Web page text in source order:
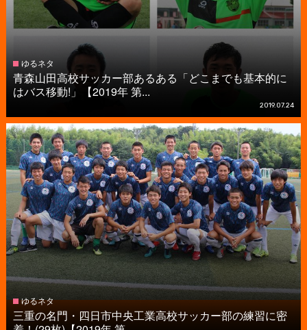
ゆるネタ
青森山田高校サッカー部あるある「どこまでも基本的に
はバス移動!」【2019年 第...
2019.07.24
ゆるネタ
三重の名門・四日市中央工業高校サッカー部の練習に密